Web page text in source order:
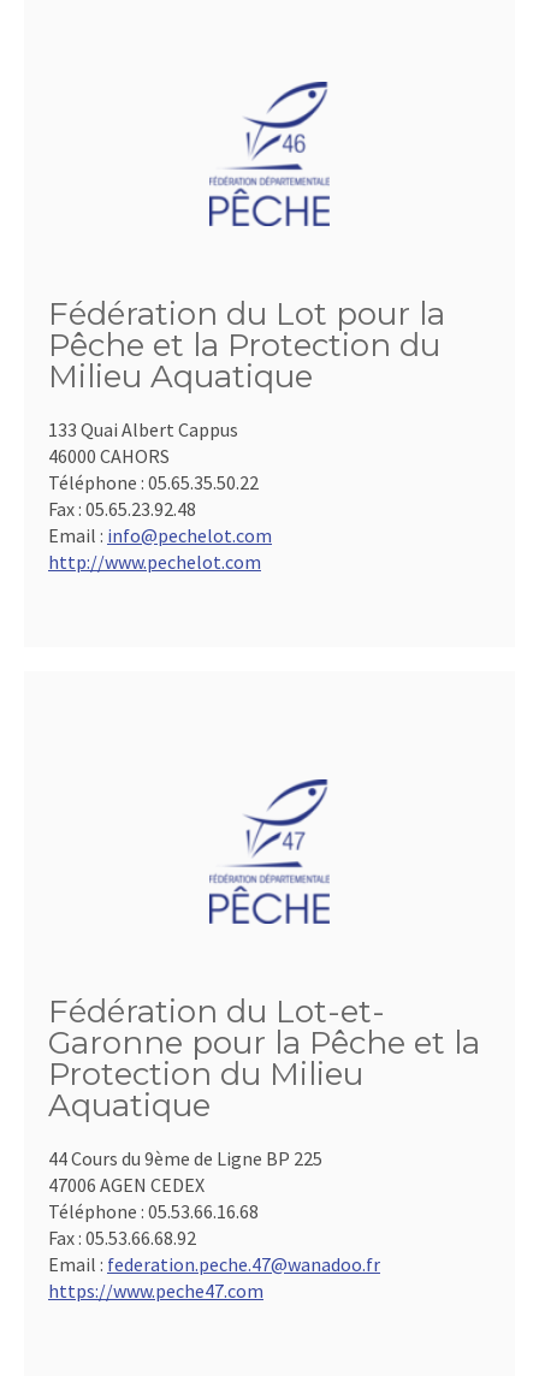
Fédération du Lot pour la
Pêche et la Protection du
Milieu Aquatique
133 Quai Albert Cappus
46000 CAHORS
Téléphone : 05.65.35.50.22
Fax : 05.65.23.92.48
Email : info@pechelot.com
http://www.pechelot.com
Fédération du Lot-et-
Garonne pour la Pêche et la
Protection du Milieu
Aquatique
44 Cours du 9ème de Ligne BP 225
47006 AGEN CEDEX
Téléphone : 05.53.66.16.68
Fax : 05.53.66.68.92
Email : federation.peche.47@wanadoo.fr
https://www.peche47.com